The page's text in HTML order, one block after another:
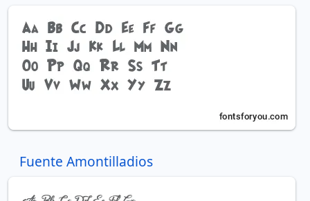
Fuente Amontilladios